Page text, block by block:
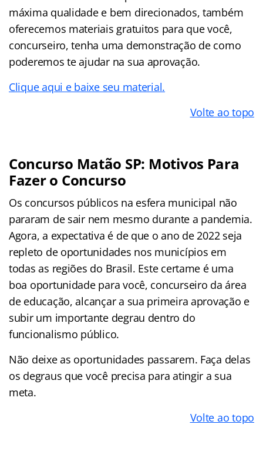
máxima qualidade e bem direcionados, também
oferecemos materiais gratuitos para que você,
concurseiro, tenha uma demonstração de como
poderemos te ajudar na sua aprovação.
Clique aqui e baixe seu material.
Volte ao topo
Concurso Matão SP: Motivos Para
Fazer o Concurso
Os concursos públicos na esfera municipal não
pararam de sair nem mesmo durante a pandemia.
Agora, a expectativa é de que o ano de 2022 seja
repleto de oportunidades nos municípios em
todas as regiões do Brasil. Este certame é uma
boa oportunidade para você, concurseiro da área
de educação, alcançar a sua primeira aprovação e
subir um importante degrau dentro do
funcionalismo público.
Não deixe as oportunidades passarem. Faça delas
os degraus que você precisa para atingir a sua
meta.
Volte ao topo